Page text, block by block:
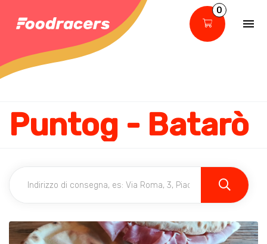
0
Puntog - Batarò